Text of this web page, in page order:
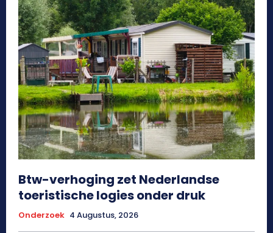
Btw-verhoging zet Nederlandse
toeristische logies onder druk
Onderzoek 4 Augustus, 2026